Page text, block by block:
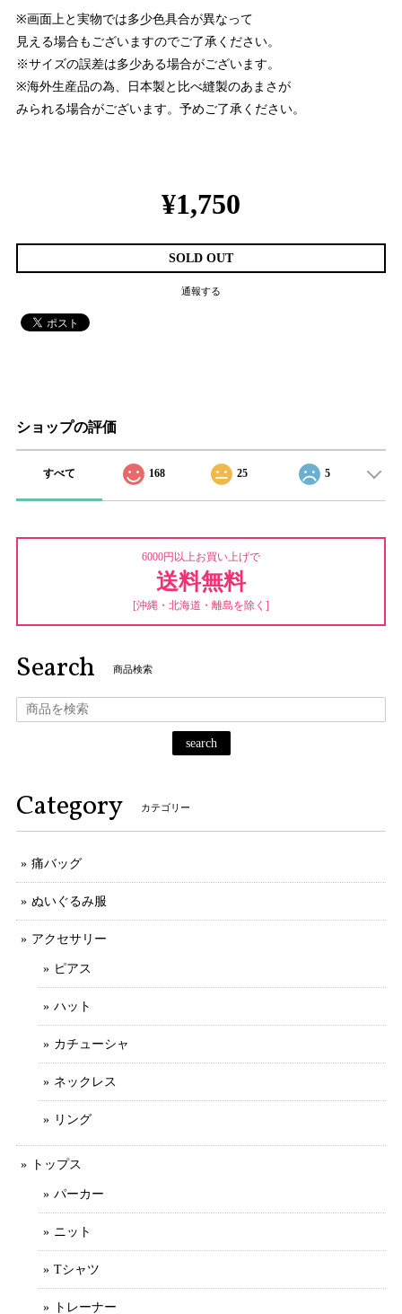
※画面上と実物では多少色具合が異なって
見える場合もございますのでご了承ください。
※サイズの誤差は多少ある場合がございます。
※海外生産品の為、日本製と比べ縫製のあまさが
みられる場合がございます。予めご了承ください。
¥1,750
SOLD OUT
通報する
ショップの評価
すべて 168 25 5
6000円以上お買い上げで
送料無料
[沖縄・北海道・離島を除く]
Search 商品検索
search
Category カテゴリー
痛バッグ
ぬいぐるみ服
アクセサリー
ピアス
ハット
カチューシャ
ネックレス
リング
トップス
パーカー
ニット
Tシャツ
トレーナー